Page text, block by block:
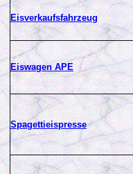
Eisverkaufsfahrzeug
Eiswagen APE
Spagettieispresse